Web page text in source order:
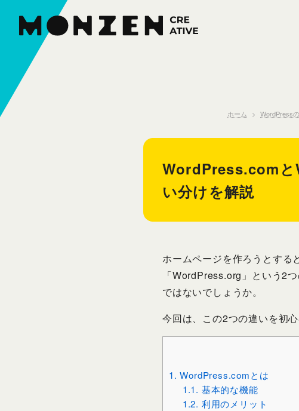
ホーム WordPress
WordPress.comと
い分けを解説
ホームページを作ろうとする
「WordPress.org」という2
ではないでしょうか。
今回は、この2つの違いを初
1. WordPress.comとは
1.1. 基本的な機能
1.2. 利用のメリット